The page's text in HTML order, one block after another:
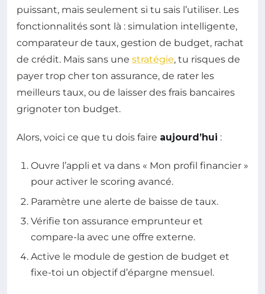
puissant, mais seulement si tu sais l’utiliser. Les
fonctionnalités sont là : simulation intelligente,
comparateur de taux, gestion de budget, rachat
de crédit. Mais sans une stratégie, tu risques de
payer trop cher ton assurance, de rater les
meilleurs taux, ou de laisser des frais bancaires
grignoter ton budget.
Alors, voici ce que tu dois faire aujourd’hui :
Ouvre l’appli et va dans « Mon profil financier »
pour activer le scoring avancé.
Paramètre une alerte de baisse de taux.
Vérifie ton assurance emprunteur et
compare-la avec une offre externe.
Active le module de gestion de budget et
fixe-toi un objectif d’épargne mensuel.